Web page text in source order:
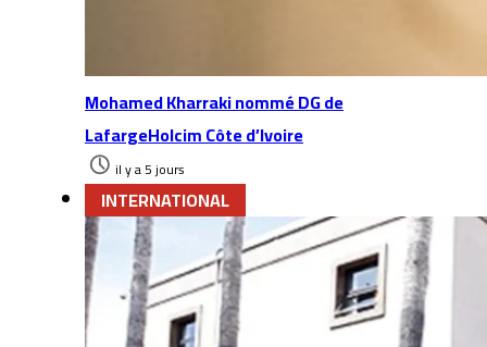
Mohamed Kharraki nommé DG de
LafargeHolcim Côte d’Ivoire
il y a 5 jours
INTERNATIONAL